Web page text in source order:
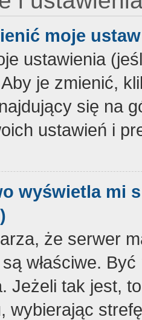
moje
ustawienia
je zmienić,
się na
ustawień i
wyświetla mi
że serwer
właściwe.
Jeżeli tak jest,
wybierając